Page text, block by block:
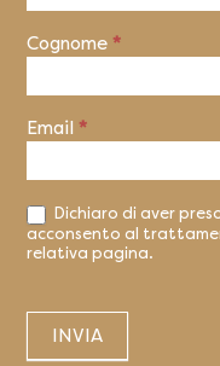
Cognome*
Email*
Dichiaro di aver
acconsento al
relativa pagina.
INVIA